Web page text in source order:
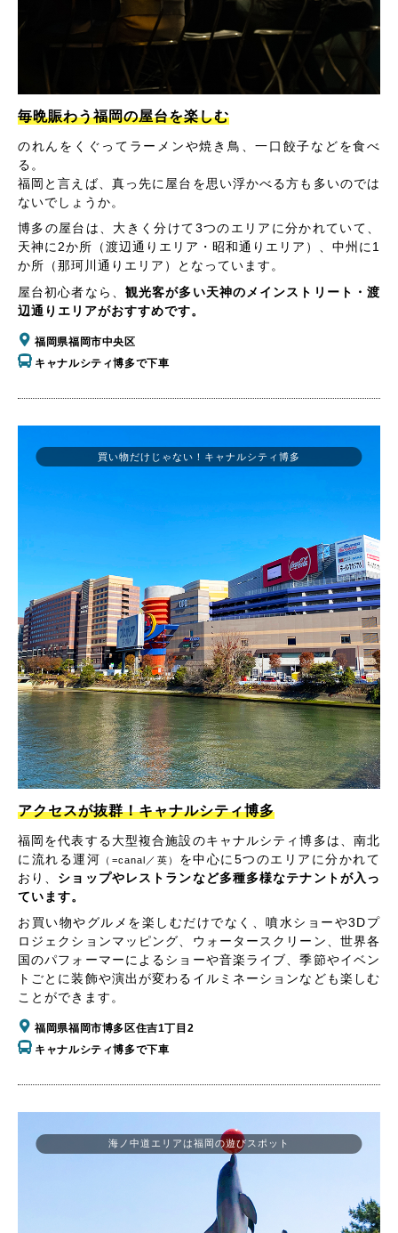
毎晩賑わう福岡の屋台を楽しむ
のれんをくぐってラーメンや焼き鳥、一口餃子などを食べ
る。
福岡と言えば、真っ先に屋台を思い浮かべる方も多いのでは
ないでしょうか。
博多の屋台は、大きく分けて3つのエリアに分かれていて、
天神に2か所（渡辺通りエリア・昭和通りエリア）、中州に1
か所（那珂川通りエリア）となっています。
屋台初心者なら、 観光客が多い天神のメインストリート・渡
辺通りエリアがおすすめです。
福岡県福岡市中央区
キャナルシティ博多で下車
アクセスが抜群！キャナルシティ博多
福岡を代表する大型複合施設のキャナルシティ博多は、南北
に流れる運河 （=canal／英）
を中心に5つのエリアに分かれて
おり、 ショップやレストランなど多種多様なテナントが入っ
ています。
お買い物やグルメを楽しむだけでなく、噴水ショーや3Dプ
ロジェクションマッピング、ウォータースクリーン、世界各
国のパフォーマーによるショーや音楽ライブ、季節やイベン
トごとに装飾や演出が変わるイルミネーションなども楽しむ
ことができます。
福岡県福岡市博多区住吉1丁目2
キャナルシティ博多で下車
買い物だけじゃない！キャナルシティ博多
海ノ中道エリアは福岡の遊びスポット